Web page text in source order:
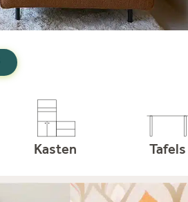
Kasten Tafels